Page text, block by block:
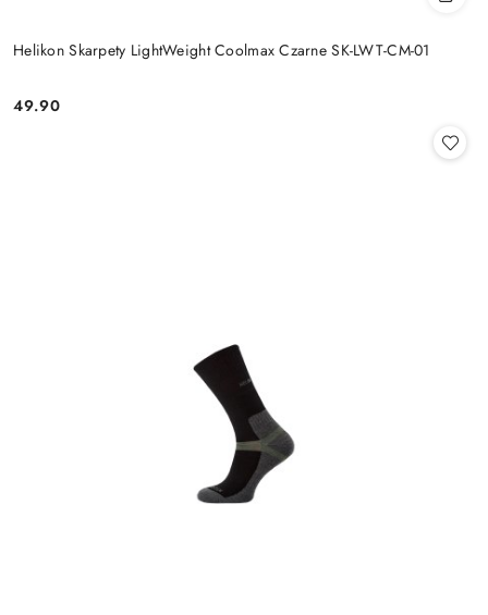
Helikon Skarpety LightWeight Coolmax Czarne SK-LWT-CM-01
Cena:
49.90